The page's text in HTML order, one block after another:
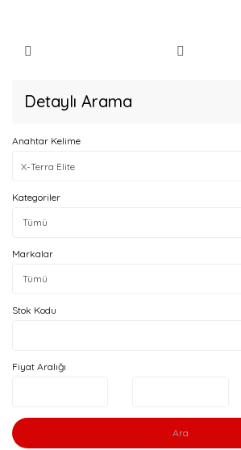
Detaylı Arama
Anahtar Kelime
Kategoriler
Markalar
Stok Kodu
Fiyat Aralığı
Ara